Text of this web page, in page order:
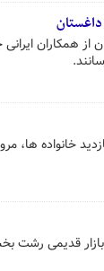
از همکاران
خانواده ها،
قدیمی رشت